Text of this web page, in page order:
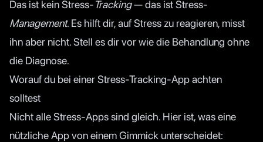
Das ist kein Stress-Tracking— das ist Stress-
Management. Es hilft dir, auf Stress zu reagieren, misst
ihn aber nicht. Stell es dir vor wie die Behandlung ohne
die Diagnose.
Worauf du bei einer Stress-Tracking-App achten
solltest
Nicht alle Stress-Apps sind gleich. Hier ist, was eine
nützliche App von einem Gimmick unterscheidet: